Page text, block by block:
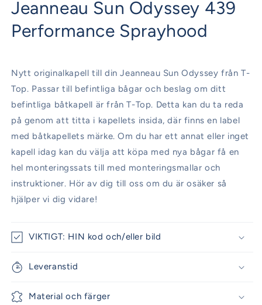
modalfönster
Jeanneau Sun Odyssey 439
Performance Sprayhood
Nytt originalkapell till din Jeanneau Sun Odyssey från T-
Top. Passar till befintliga bågar och beslag om ditt
befintliga båtkapell är från T-Top. Detta kan du ta reda
på genom att titta i kapellets insida, där finns en label
med båtkapellets märke. Om du har ett annat eller inget
kapell idag kan du välja att köpa med nya bågar få en
hel monteringssats till med monteringsmallar och
instruktioner. Hör av dig till oss om du är osäker så
hjälper vi dig vidare!
VIKTIGT: HIN kod och/eller bild
Leveranstid
Material och färger